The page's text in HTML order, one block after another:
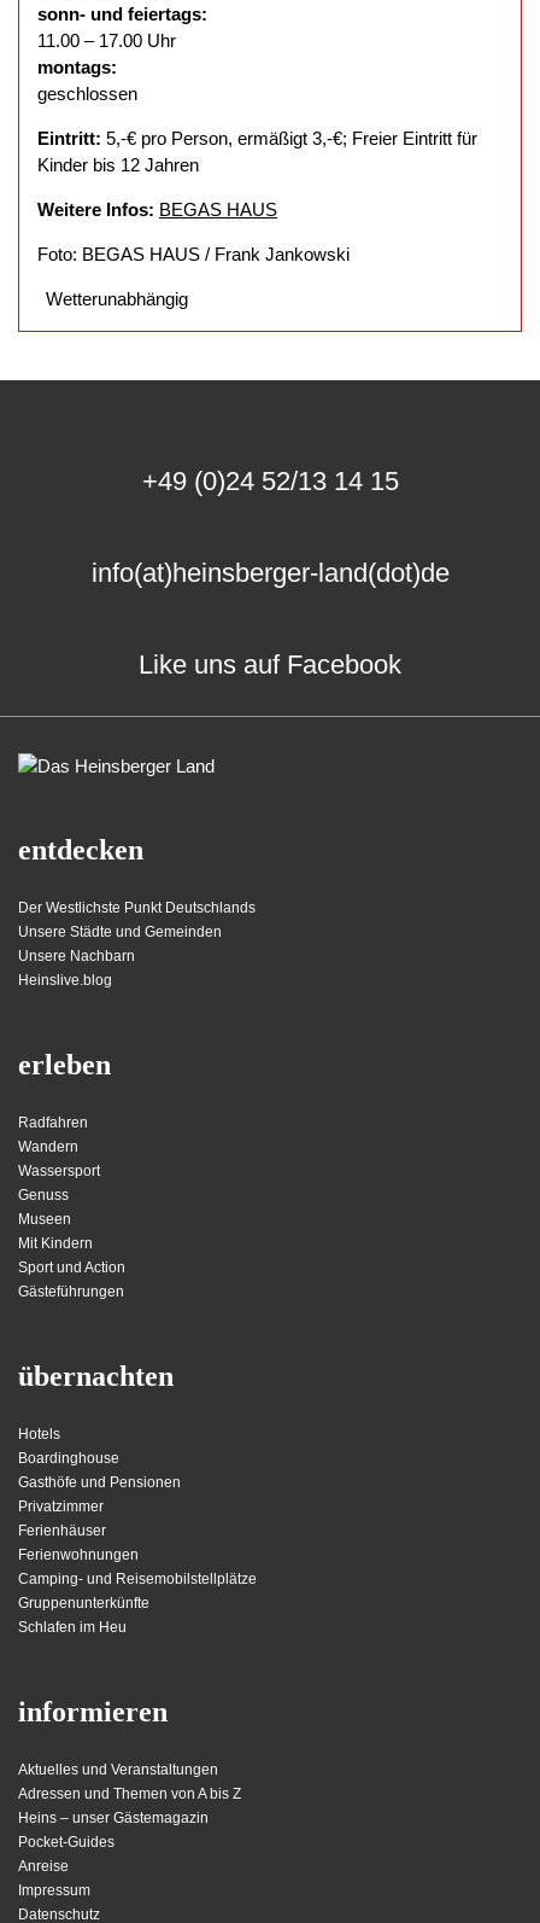
sonn- und feiertags:
11.00 – 17.00 Uhr
montags:
geschlossen
Eintritt: 5,-€ pro Person, ermäßigt 3,-€; Freier Eintritt für
Kinder bis 12 Jahren
Weitere Infos: BEGAS HAUS
Foto: BEGAS HAUS / Frank Jankowski
Wetterunabhängig
+49 (0)24 52/13 14 15
info(at)heinsberger-land(dot)de
Like uns auf Facebook
entdecken
Der Westlichste Punkt Deutschlands
Unsere Städte und Gemeinden
Unsere Nachbarn
Heinslive.blog
erleben
Radfahren
Wandern
Wassersport
Genuss
Museen
Mit Kindern
Sport und Action
Gästeführungen
übernachten
Hotels
Boardinghouse
Gasthöfe und Pensionen
Privatzimmer
Ferienhäuser
Ferienwohnungen
Camping- und Reisemobilstellplätze
Gruppenunterkünfte
Schlafen im Heu
informieren
Aktuelles und Veranstaltungen
Adressen und Themen von A bis Z
Heins – unser Gästemagazin
Pocket-Guides
Anreise
Impressum
Datenschutz